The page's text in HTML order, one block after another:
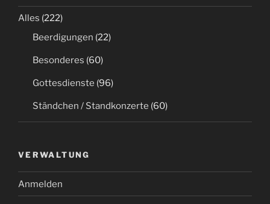
Alles (222)
Beerdigungen (22)
Besonderes (60)
Gottesdienste (96)
Ständchen / Standkonzerte (60)
VERWALTUNG
Anmelden